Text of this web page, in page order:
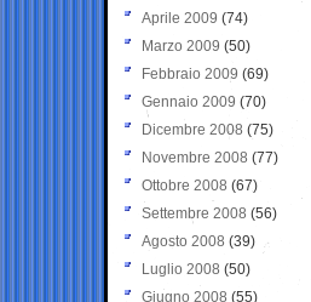
Aprile 2009 (74)
Marzo 2009 (50)
Febbraio 2009 (69)
Gennaio 2009 (70)
Dicembre 2008 (75)
Novembre 2008 (77)
Ottobre 2008 (67)
Settembre 2008 (56)
Agosto 2008 (39)
Luglio 2008 (50)
Giugno 2008 (55)